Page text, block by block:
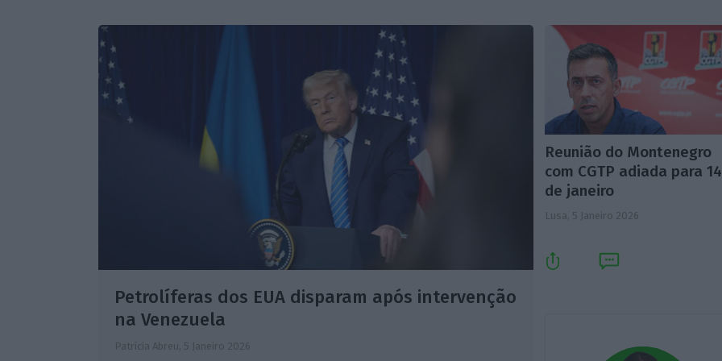
Petrolíferas dos EUA disparam após intervenção
na Venezuela
Patrícia Abreu, 5 Janeiro 2026
Reunião do Montenegro
com CGTP adiada para 14
de janeiro
Lusa, 5 Janeiro 2026